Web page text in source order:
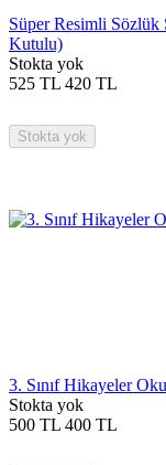
Süper Resimli
Kutulu)
Stokta yok
525 TL 420 TL
Stokta yok
3. Sınıf Hikayeler
Stokta yok
500 TL 400 TL